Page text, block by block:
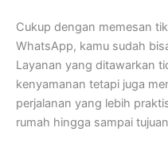
Cukup dengan memesan
WhatsApp, kamu sudah
Layanan yang ditawarkan
kenyamanan tetapi juga
perjalanan yang lebih
rumah hingga sampai